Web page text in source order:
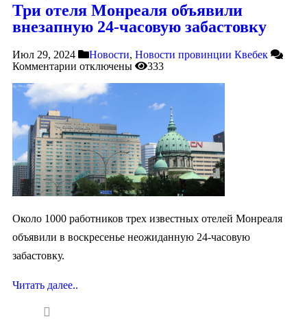
Три отеля Монреаля объявили
внезапную 24-часовую забастовку
Июл 29, 2024 Новости, Новости провинции Квебек
Комментарии отключены 333
Около 1000 работников трех известных отелей Монреаля
объявили в воскресенье неожиданную 24-часовую
забастовку.
Читать далее..